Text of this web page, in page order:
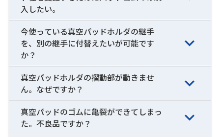
入したい。
今使っている真空パッドホルダの継手
を、別の継手に付替えたいが可能です
か？
真空パッドホルダの摺動部が動きませ
ん。なぜですか？
真空パッドのゴムに亀裂ができてしまっ
た。不良品ですか？